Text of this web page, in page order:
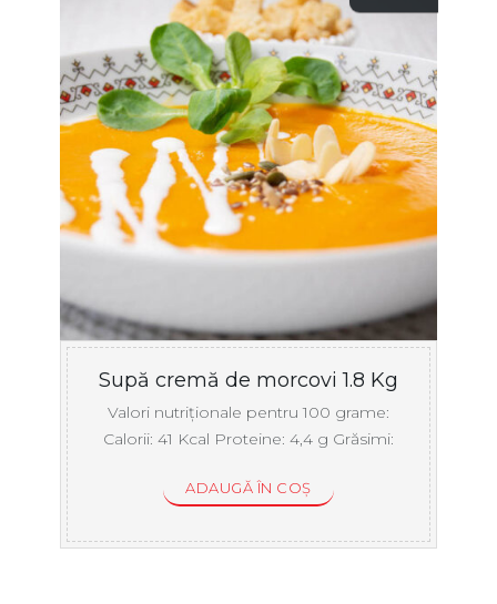
Supă cremă de morcovi 1.8 Kg
Valori nutriționale pentru 100 grame:
Calorii: 41 Kcal Proteine: 4,4 g Grăsimi:
ADAUGĂ ÎN COȘ